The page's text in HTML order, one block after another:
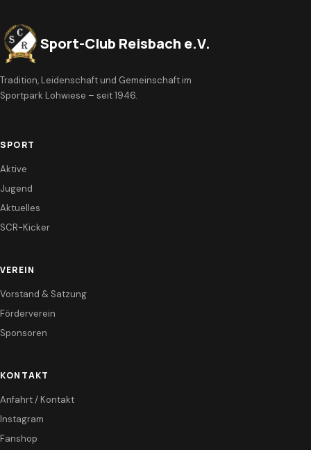
Sport-Club Reisbach e.V.
Tradition, Leidenschaft und Gemeinschaft im
Sportpark Lohwiese – seit 1946.
SPORT
Aktive
Jugend
Aktuelles
SCR-Kicker
VEREIN
Vorstand & Satzung
Förderverein
Sponsoren
KONTAKT
Anfahrt / Kontakt
Instagram
Fanshop